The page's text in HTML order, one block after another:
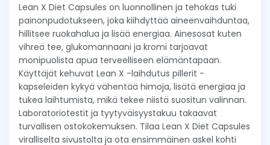
Lean X Diet Capsules on luonnollinen ja tehokas tuki
painonpudotukseen, joka kiihdyttää aineenvaihduntaa,
hillitsee ruokahalua ja lisää energiaa. Ainesosat kuten
vihreä tee, glukomannaani ja kromi tarjoavat
monipuolista apua terveelliseen elämäntapaan.
Käyttäjät kehuvat Lean X -laihdutus pillerit -
kapseleiden kykyä vähentää himoja, lisätä energiaa ja
tukea laihtumista, mikä tekee niistä suositun valinnan.
Laboratoriotestit ja tyytyväisyystakuu takaavat
turvallisen ostokokemuksen. Tilaa Lean X Diet Capsules
viralliselta sivustolta ja ota ensimmäinen askel kohti